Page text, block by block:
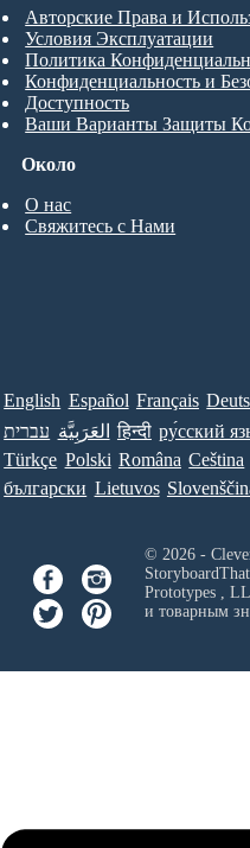
Около
О нас
Свяжитесь с Нами
Авторские Права и
Условия Эксплуатации
Политика
Конфиденциальность и
Доступность
Ваши Варианты Защиты
English Español Français
עברית العَرَبِيَّة हिन्दी ру́сский
Türkçe Polski Româna Ceština
български Lietuvos
© 2026 -
Prototypes ,
и товарным